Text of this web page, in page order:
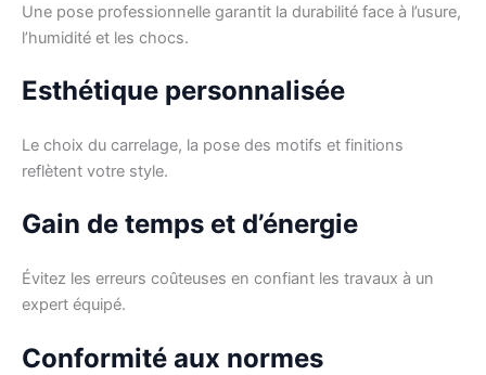
Une pose professionnelle garantit la durabilité face à l’usure,
l’humidité et les chocs.
Esthétique personnalisée
Le choix du carrelage, la pose des motifs et finitions
reflètent votre style.
Gain de temps et d’énergie
Évitez les erreurs coûteuses en confiant les travaux à un
expert équipé.
Conformité aux normes